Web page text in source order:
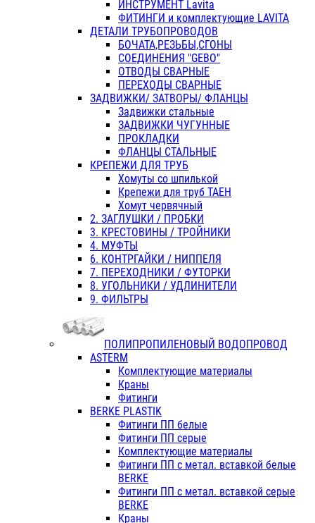
ИНСТРУМЕНТ Lavita
ФИТИНГИ и комплектующие LAVITA
ДЕТАЛИ ТРУБОПРОВОДОВ
БОЧАТА,РЕЗЬБЫ,СГОНЫ
СОЕДИНЕНИЯ "GEBO"
ОТВОДЫ СВАРНЫЕ
ПЕРЕХОДЫ СВАРНЫЕ
ЗАДВИЖКИ/ ЗАТВОРЫ/ ФЛАНЦЫ
Задвижки стальные
ЗАДВИЖКИ ЧУГУННЫЕ
ПРОКЛАДКИ
ФЛАНЦЫ СТАЛЬНЫЕ
КРЕПЕЖИ ДЛЯ ТРУБ
Хомуты со шпилькой
Крепежи для труб ТАЕН
Хомут червячный
2. ЗАГЛУШКИ / ПРОБКИ
3. КРЕСТОВИНЫ / ТРОЙНИКИ
4. МУФТЫ
6. КОНТРГАЙКИ / НИППЕЛЯ
7. ПЕРЕХОДНИКИ / ФУТОРКИ
8. УГОЛЬНИКИ / УДЛИНИТЕЛИ
9. ФИЛЬТРЫ
ПОЛИПРОПИЛЕНОВЫЙ ВОДОПРОВОД
ASTERM
Комплектующие материалы
Краны
Фитинги
BERKE PLASTIK
Фитинги ПП белые
Фитинги ПП серые
Комплектующие материалы
Фитинги ПП с метал. вставкой белые
BERKE
Фитинги ПП с метал. вставкой серые
BERKE
Краны